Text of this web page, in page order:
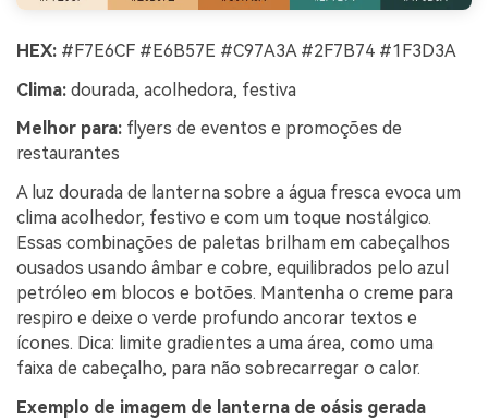
HEX: #F7E6CF #E6B57E #C97A3A #2F7B74 #1F3D3A
Clima: dourada, acolhedora, festiva
Melhor para: flyers de eventos e promoções de
restaurantes
A luz dourada de lanterna sobre a água fresca evoca um
clima acolhedor, festivo e com um toque nostálgico.
Essas combinações de paletas brilham em cabeçalhos
ousados usando âmbar e cobre, equilibrados pelo azul
petróleo em blocos e botões. Mantenha o creme para
respiro e deixe o verde profundo ancorar textos e
ícones. Dica: limite gradientes a uma área, como uma
faixa de cabeçalho, para não sobrecarregar o calor.
Exemplo de imagem de lanterna de oásis gerada